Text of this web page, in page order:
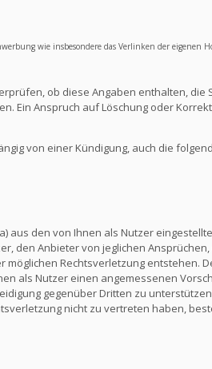
wie insbesondere das Verlinken der eigenen
ob diese Angaben enthalten, die
Ein Anspruch auf Löschung oder
von einer Kündigung, auch die
aus den von Ihnen als Nutzer
den Anbieter von jeglichen
Rechtsverletzung entstehen.
als Nutzer einen angemessenen
gegenüber Dritten zu
nicht zu vertreten haben,